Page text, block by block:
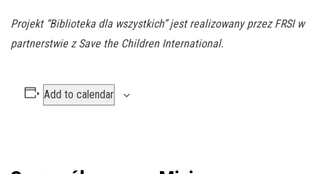
Projekt “Biblioteka dla wszystkich” jest realizowany przez FRSI w
partnerstwie z Save the Children International.
Add to calendar